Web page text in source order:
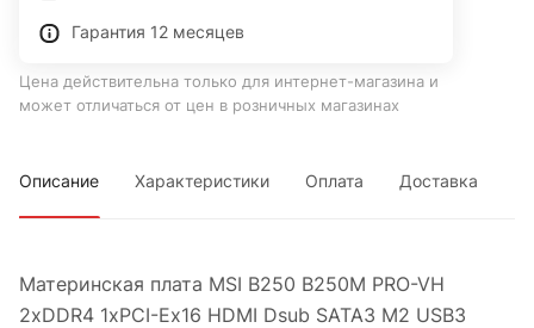
Гарантия 12 месяцев
Цена действительна только для интернет-магазина и
может отличаться от цен в розничных магазинах
Описание Характеристики Оплата Доставка
Материнская плата MSI B250 B250M PRO-VH
2xDDR4 1xPCI-Ex16 HDMI Dsub SATA3 М2 USB3